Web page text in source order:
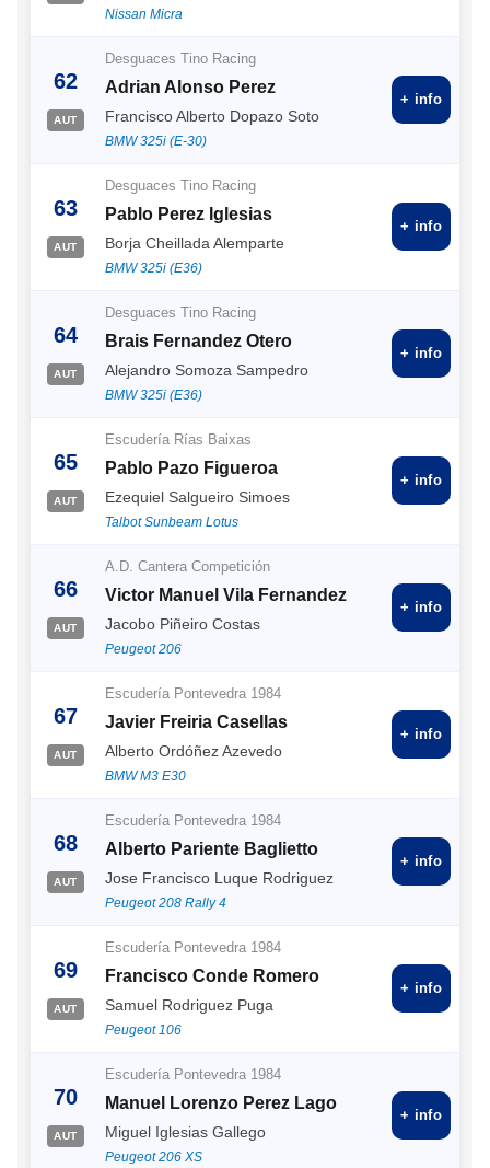
Nissan Micra
62
AUT
Desguaces Tino Racing
Adrian Alonso Perez
Francisco Alberto Dopazo Soto
BMW 325i (E-30)
+ info
63
AUT
Desguaces Tino Racing
Pablo Perez Iglesias
Borja Cheillada Alemparte
BMW 325i (E36)
+ info
64
AUT
Desguaces Tino Racing
Brais Fernandez Otero
Alejandro Somoza Sampedro
BMW 325i (E36)
+ info
65
AUT
Escudería Rías Baixas
Pablo Pazo Figueroa
Ezequiel Salgueiro Simoes
Talbot Sunbeam Lotus
+ info
66
AUT
A.D. Cantera Competición
Victor Manuel Vila Fernandez
Jacobo Piñeiro Costas
Peugeot 206
+ info
67
AUT
Escudería Pontevedra 1984
Javier Freiria Casellas
Alberto Ordóñez Azevedo
BMW M3 E30
+ info
68
AUT
Escudería Pontevedra 1984
Alberto Pariente Baglietto
Jose Francisco Luque Rodriguez
Peugeot 208 Rally 4
+ info
69
AUT
Escudería Pontevedra 1984
Francisco Conde Romero
Samuel Rodriguez Puga
Peugeot 106
+ info
70
AUT
Escudería Pontevedra 1984
Manuel Lorenzo Perez Lago
Miguel Iglesias Gallego
Peugeot 206 XS
+ info